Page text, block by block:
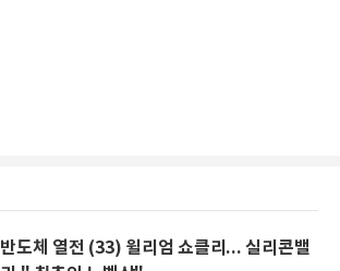
반도체 열전 (33) 윌리엄 쇼클리... 실리콘밸